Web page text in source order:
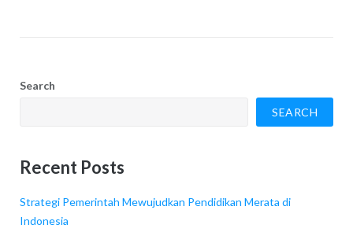
Search
SEARCH
Recent Posts
Strategi Pemerintah Mewujudkan Pendidikan Merata di
Indonesia